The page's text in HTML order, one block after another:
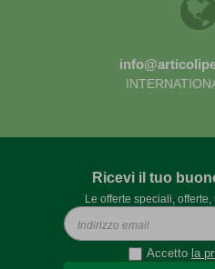
Ricevi il tuo
Le offerte speciali,
Accetto la